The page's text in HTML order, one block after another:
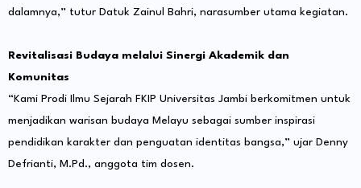
dalamnya,” tutur Datuk Zainul Bahri, narasumber utama kegiatan.
Revitalisasi Budaya melalui Sinergi Akademik dan
Komunitas
“Kami Prodi Ilmu Sejarah FKIP Universitas Jambi berkomitmen untuk
menjadikan warisan budaya Melayu sebagai sumber inspirasi
pendidikan karakter dan penguatan identitas bangsa,” ujar Denny
Defrianti, M.Pd., anggota tim dosen.